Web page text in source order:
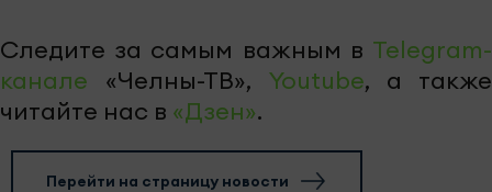
Следите за самым важным в Telegram-
канале «Челны-ТВ», Youtube, а также
читайте нас в «Дзен».
Перейти на страницу новости